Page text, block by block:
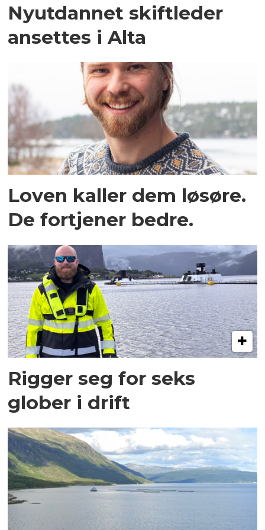
Nyutdannet skiftleder
ansettes i Alta
Loven kaller dem løsøre.
De fortjener bedre.
Rigger seg for seks
glober i drift